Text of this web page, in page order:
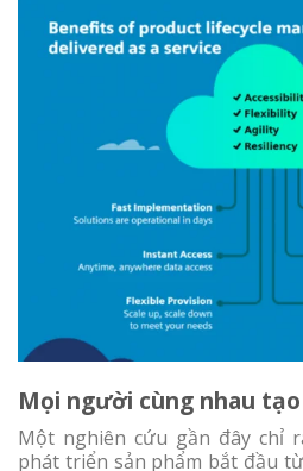
Mọi người cùng nhau
Một nghiên cứu gần đây chỉ
phát triển sản phẩm bắt đầu